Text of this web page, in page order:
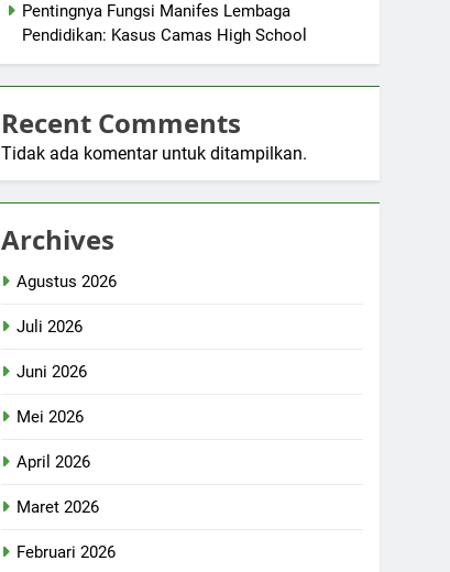
Pentingnya Fungsi Manifes Lembaga
Pendidikan: Kasus Camas High School
Recent Comments
Tidak ada komentar untuk ditampilkan.
Archives
Agustus 2026
Juli 2026
Juni 2026
Mei 2026
April 2026
Maret 2026
Februari 2026